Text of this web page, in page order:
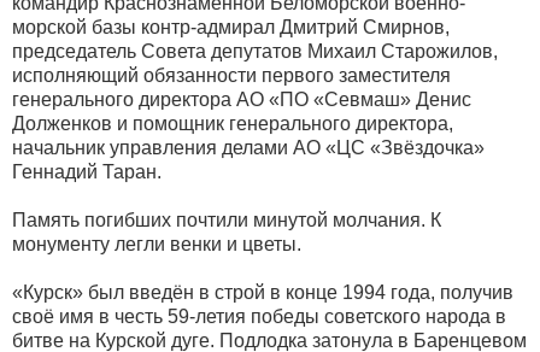
морской базы контр-адмирал Дмитрий Смирнов,
председатель Совета депутатов Михаил Старожилов,
исполняющий обязанности первого заместителя
генерального директора АО «ПО «Севмаш» Денис
Долженков и помощник генерального директора,
начальник управления делами АО «ЦС «Звёздочка»
Геннадий Таран.
Память погибших почтили минутой молчания. К
монументу легли венки и цветы.
«Курск» был введён в строй в конце 1994 года, получив
своё имя в честь 59-летия победы советского народа в
битве на Курской дуге. Подлодка затонула в Баренцевом